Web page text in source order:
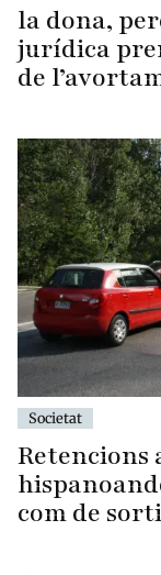
la dona,
jurídica
de
Societat
com de